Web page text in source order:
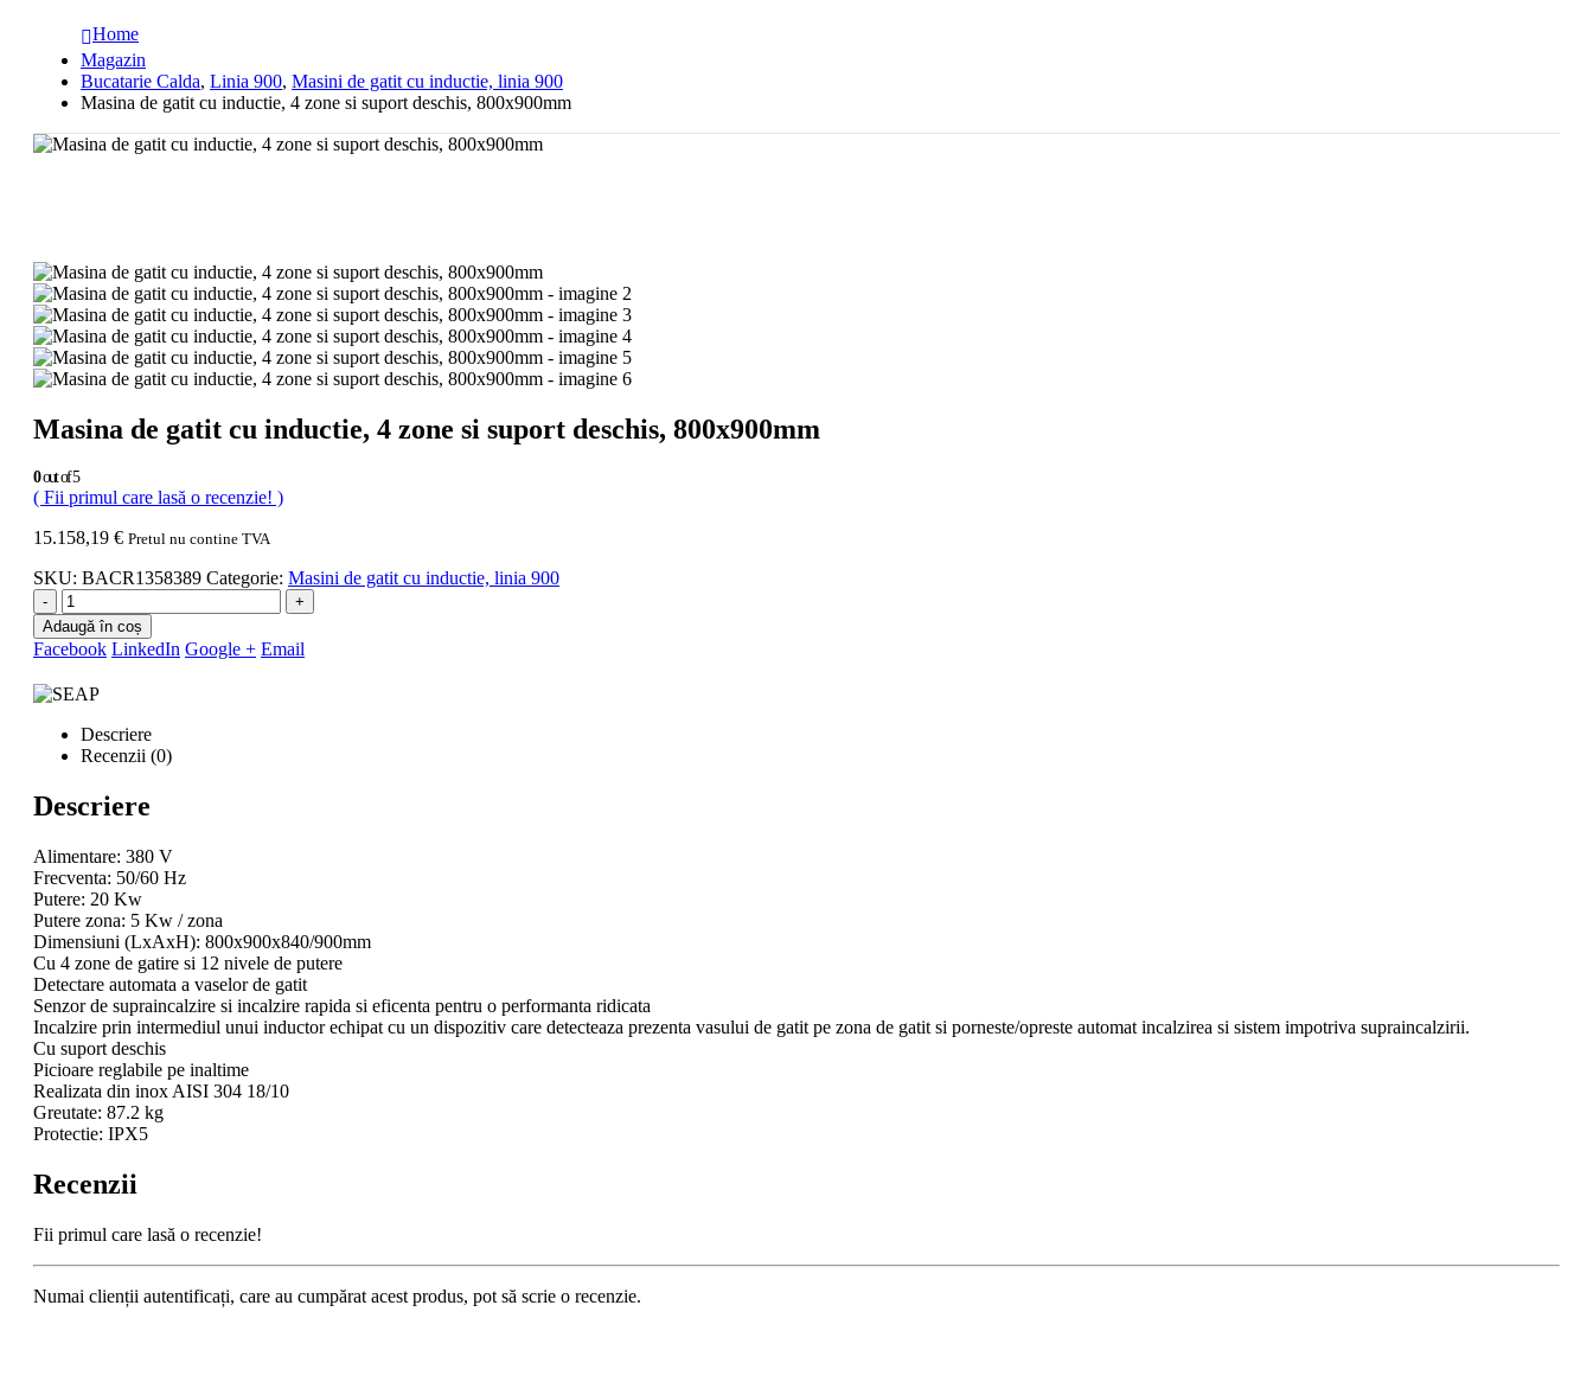
Home
Magazin
Bucatarie Calda, Linia 900, Masini de gatit cu inductie, linia 900
Masina de gatit cu inductie, 4 zone si suport deschis, 800x900mm
Masina de gatit cu inductie, 4 zone si suport deschis, 800x900mm
0out of 5
( Fii primul care lasă o recenzie! )
15.158,19 € Pretul nu contine TVA
SKU: BACR1358389 Categorie: Masini de gatit cu inductie, linia 900
-
+
Adaugă în coș
Facebook LinkedIn Google + Email
Descriere
Recenzii (0)
Descriere
Alimentare: 380 V
Frecventa: 50/60 Hz
Putere: 20 Kw
Putere zona: 5 Kw / zona
Dimensiuni (LxAxH): 800x900x840/900mm
Cu 4 zone de gatire si 12 nivele de putere
Detectare automata a vaselor de gatit
Senzor de supraincalzire si incalzire rapida si eficenta pentru o performanta ridicata
Incalzire prin intermediul unui inductor echipat cu un dispozitiv care detecteaza prezenta vasului de gatit pe zona de gatit si porneste/opreste automat incalzirea si sistem impotriva supraincalzirii.
Cu suport deschis
Picioare reglabile pe inaltime
Realizata din inox AISI 304 18/10
Greutate: 87.2 kg
Protectie: IPX5
Recenzii
Fii primul care lasă o recenzie!
Numai clienții autentificați, care au cumpărat acest produs, pot să scrie o recenzie.